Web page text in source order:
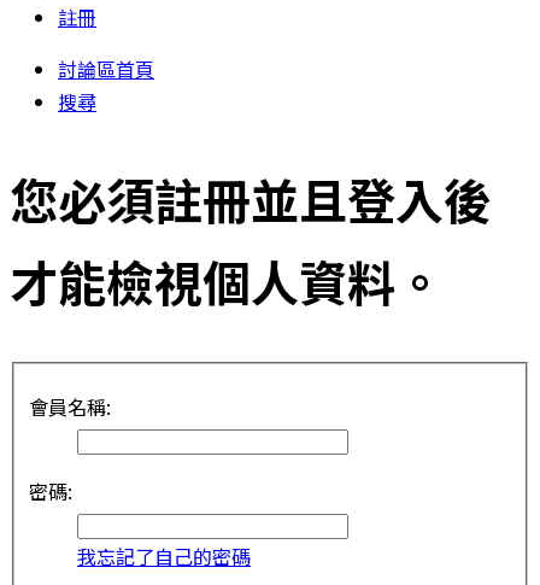
註冊
討論區首頁
搜尋
您必須註冊並且登入後
才能檢視個人資料。
會員名稱:
密碼:
我忘記了自己的密碼